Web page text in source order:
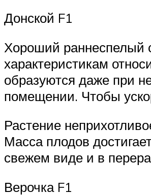
Донской F1
Хороший раннеспелый
характеристикам
образуются даже при
помещении. Чтобы
Растение
Масса плодов
свежем виде и в
Верочка F1